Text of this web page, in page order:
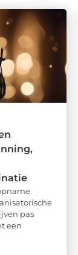
pas
een